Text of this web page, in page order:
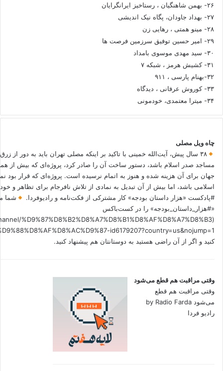
۲۶- بهمن شاهنگیان ، رستاخیز ایرانگرایان
۲۷- بهداد جاودان، پگاه نیک اندیشی
۲۸- مینو همتی ، رهایی زن
۲۹- امیر حسین توفیق سرزمین فرصت ها
۳۰- سید مهدی موسوی بامداد
۳۱- کشیش هرمز ، شبکه ۷
۳۲-بهنام پارسی ، ۹۱۱
۳۳- کوروش عرفانی ، دیدگاه
۳۴- میترا معتمدی، خودمونی
چاه ویل مصلی
۳۸ سال پیش، آیت‌الله خمینی با تاکید بر اینکه مصلی تهران باید به دور از
مساجد صدر اسلام باشد، دستور ساخت آن را صادر کرد، پروژه‌ای که بیش از
جهان برای آن هزینه شده و هنوز به اتمام نرسیده است. پروژه‌ای که قرار بود
اسلامی باشد، اما بیش از آن تبدیل به نمادی از تلاش نافرجام برای تظاهر و
#پادکست «هزار داستان بودجه» کار مشترکی از فکت‌نامه و رادیوفردا.
شما
«#هزار_داستان_بودجه» را در کست‌باکس
%D9%87%D8%B2%D8%A7%D8%B1%D8%AF%D8%A7%D8%B3
کنید و اگر از آن راضی هستید به دوستانتان هم پیشنهاد کنید.
وقتی مراقبت هم قطع می‌شود
وقتی مراقبت هم قطع
می‌شود by Radio Farda
رادیو فردا